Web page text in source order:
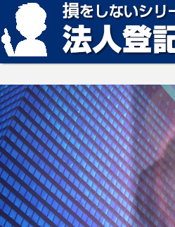
損をしない法人登記・